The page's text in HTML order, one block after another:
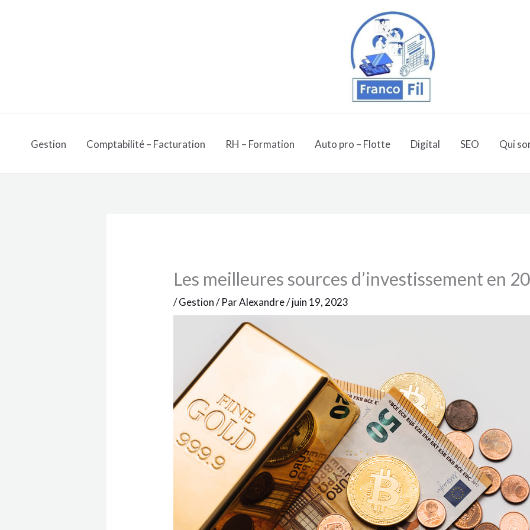
Gestion Comptabilité – Facturation RH – Formation Auto pro – Flotte Digital SEO Qui
Les meilleures sources d’investissement en
/Gestion/ ParAlexandre/juin 19, 2023